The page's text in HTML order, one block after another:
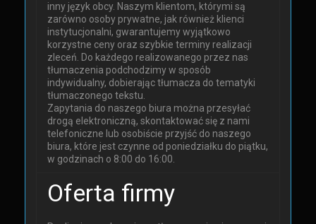
inny język obcy. Naszym klientom, którymi są
zarówno osoby prywatne, jak również klienci
instytucjonalni, gwarantujemy wyjątkowo
korzystne ceny oraz szybkie terminy realizacji
zleceń. Do każdego realizowanego przez nas
tłumaczenia podchodzimy w sposób
indywidualny, dobierając tłumacza do tematyki
tłumaczonego tekstu.
Zapytania do naszego biura można przesyłać
drogą elektroniczną, skontaktować się z nami
telefoniczne lub osobiście przyjść do naszego
biura, które jest czynne od poniedziałku do piątku,
w godzinach o 8:00 do 16:00.
Oferta firmy